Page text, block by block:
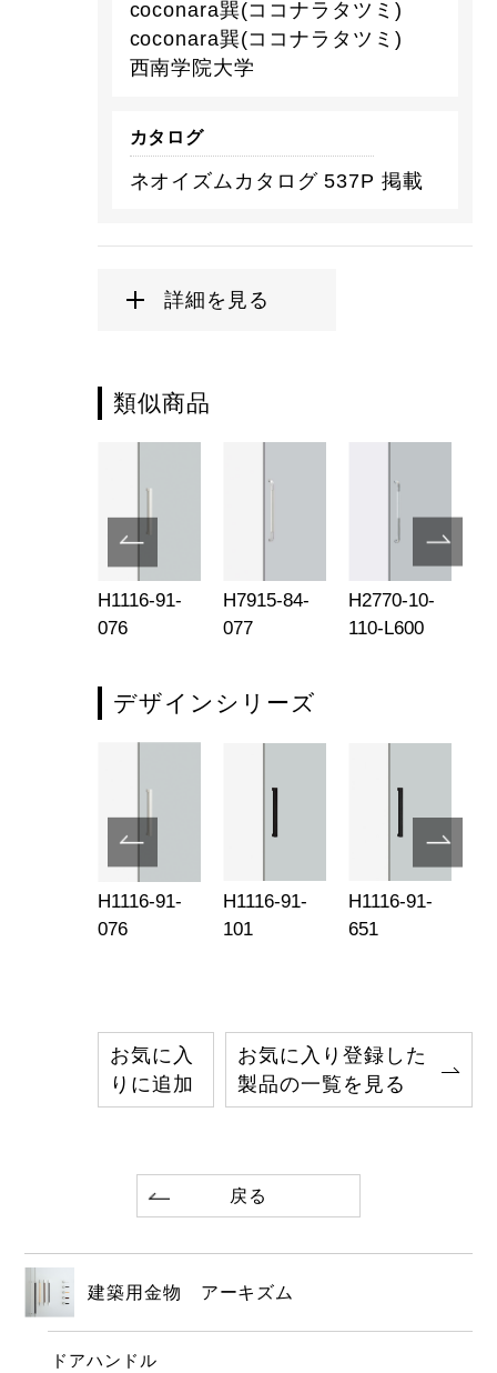
coconara巽(ココナラタツミ)
coconara巽(ココナラタツミ)
西南学院大学
カタログ
ネオイズムカタログ 537P 掲載
詳細を見る
類似商品
H1116-91-
076
H7915-84-
077
H2770-10-
110-L600
デザインシリーズ
H1116-91-
076
H1116-91-
101
H1116-91-
651
お気に入
りに追加
お気に入り登録した
製品の一覧を見る
戻る
建築用金物 アーキズム
ドアハンドル